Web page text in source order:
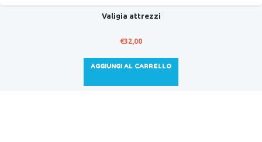
Valigia attrezzi
€32,00
AGGIUNGI AL CARRELLO